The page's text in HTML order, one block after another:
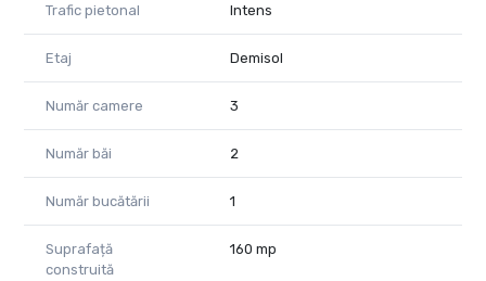
Trafic pietonal Intens
Etaj Demisol
Număr camere 3
Număr băi 2
Număr bucătării 1
Suprafață
construită
160 mp